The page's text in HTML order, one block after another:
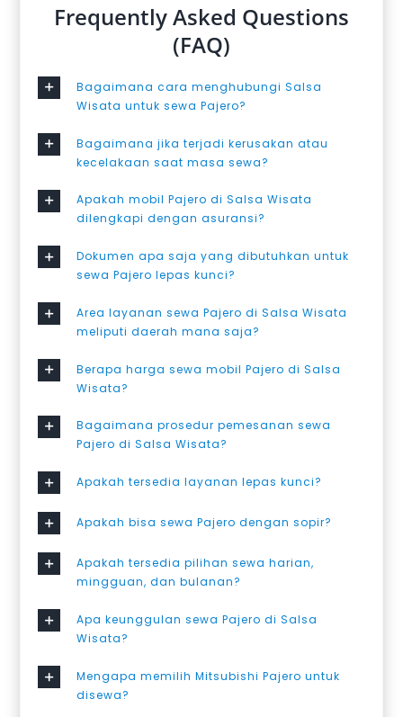
Frequently Asked Questions
(FAQ)
Bagaimana cara menghubungi Salsa
Wisata untuk sewa Pajero?
Bagaimana jika terjadi kerusakan atau
kecelakaan saat masa sewa?
Apakah mobil Pajero di Salsa Wisata
dilengkapi dengan asuransi?
Dokumen apa saja yang dibutuhkan untuk
sewa Pajero lepas kunci?
Area layanan sewa Pajero di Salsa Wisata
meliputi daerah mana saja?
Berapa harga sewa mobil Pajero di Salsa
Wisata?
Bagaimana prosedur pemesanan sewa
Pajero di Salsa Wisata?
Apakah tersedia layanan lepas kunci?
Apakah bisa sewa Pajero dengan sopir?
Apakah tersedia pilihan sewa harian,
mingguan, dan bulanan?
Apa keunggulan sewa Pajero di Salsa
Wisata?
Mengapa memilih Mitsubishi Pajero untuk
disewa?